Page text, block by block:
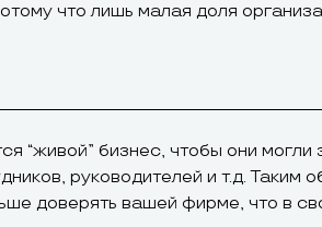
что лишь малая доля
“живой” бизнес, чтобы они могли
руководителей и т.д. Таким
доверять вашей фирме, что в